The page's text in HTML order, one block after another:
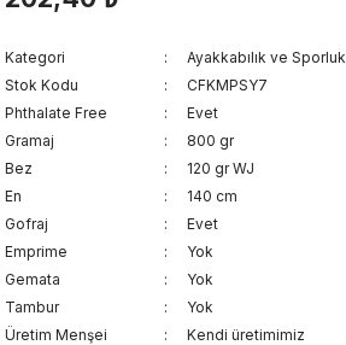
Kategori Ayakkabılık ve Sporluk
Stok Kodu
CFKMPSY7
Phthalate Free
Evet
Gramaj
800 gr
Bez
120 gr WJ
En
140 cm
Gofraj
Evet
Emprime
Yok
Gemata
Yok
Tambur
Yok
Üretim Menşei
Kendi üretimimiz